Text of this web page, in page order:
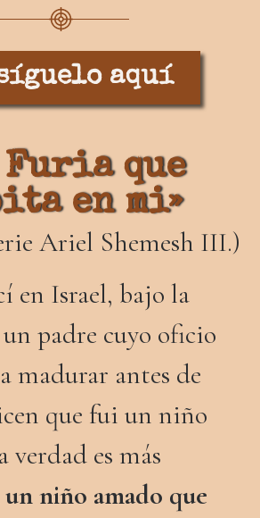
aquí
Furia que
en mi»
Ariel Shemesh III.)
en Israel, bajo la
padre cuyo oficio
madurar antes de
que fui un niño
verdad es más
niño amado que